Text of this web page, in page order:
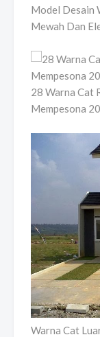
Model Desain
Mewah Dan
28 Warna Cat
Mempesona
Warna Cat